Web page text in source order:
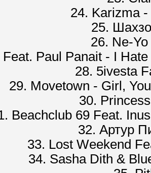
24. Karizma
25.
26. Ne-
Paul Panait - I
28. 5ivesta
29. Movetown - Girl,
30.
Beachclub 69 Feat.
32. Артур
33. Lost Weekend
34. Sasha Dith &